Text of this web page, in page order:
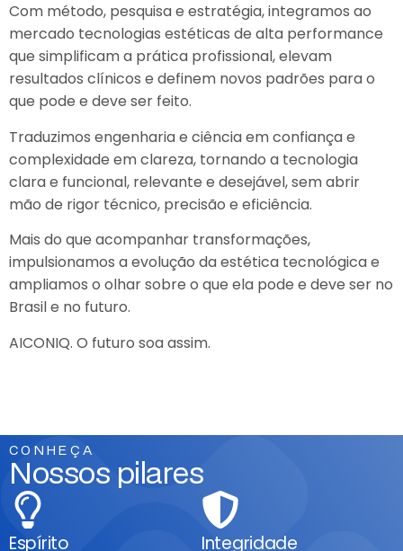
Com método, pesquisa e estratégia, integramos ao
mercado tecnologias estéticas de alta performance
que simplificam a prática profissional, elevam
resultados clínicos e definem novos padrões para o
que pode e deve ser feito.
Traduzimos engenharia e ciência em confiança e
complexidade em clareza, tornando a tecnologia
clara e funcional, relevante e desejável, sem abrir
mão de rigor técnico, precisão e eficiência.
Mais do que acompanhar transformações,
impulsionamos a evolução da estética tecnológica e
ampliamos o olhar sobre o que ela pode e deve ser no
Brasil e no futuro.
AICONIQ. O futuro soa assim.
CONHEÇA
Nossos pilares
Espírito Integridade